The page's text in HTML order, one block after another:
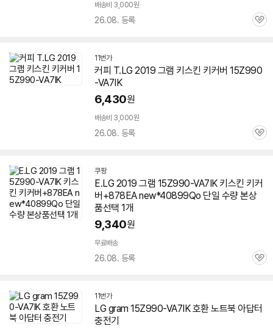
배송비 3,000원
26.08. 등록
관
11번가
커피 T.LG 2019 그램 키스킨 키커버 15Z990
-VA7IK
6,430원
배송비 3,000원
26.08. 등록
관
쿠팡
E.LG 2019 그램 15Z990-VA7IK키스킨 키커
버+878EA new*40899Qo 단일 수량 본상
품선택 1개
9,340원
무료배송
26.08. 등록
관
11번가
LG gram 15Z990-VA7IK호환 노트북 아답터
충전기